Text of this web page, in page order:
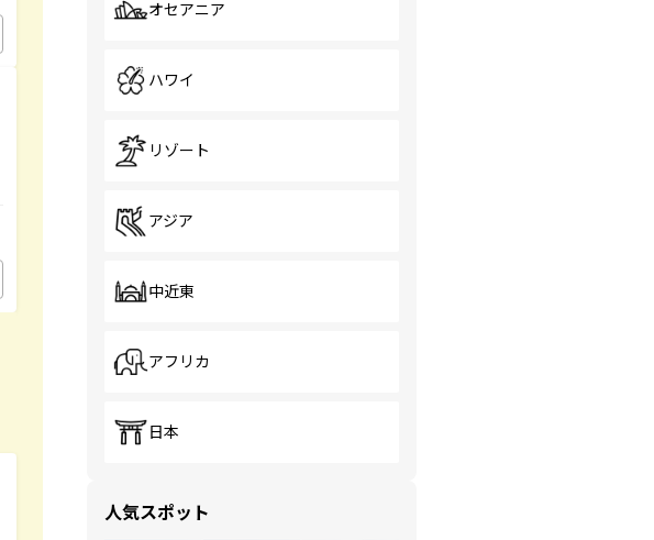
オセアニア
ハワイ
リゾート
アジア
中近東
アフリカ
日本
人気スポット